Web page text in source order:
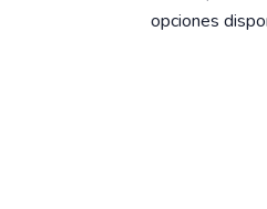
opciones